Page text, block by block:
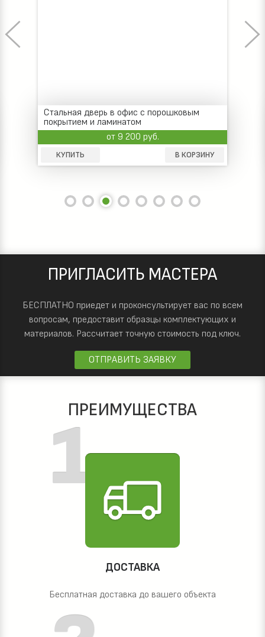
Металлическая дверь в офисное
помещение с отделкой МДФ
от 22 000 руб.
КУПИТЬ В КОРЗИНУ
ПРИГЛАСИТЬ МАСТЕРА
БЕСПЛАТНО приедет и проконсультирует вас по всем
вопросам, предоставит образцы комплектующих и
материалов. Рассчитает точную стоимость под ключ.
ОТПРАВИТЬ ЗАЯВКУ
ПРЕИМУЩЕСТВА
ДОСТАВКА
Бесплатная доставка до вашего объекта